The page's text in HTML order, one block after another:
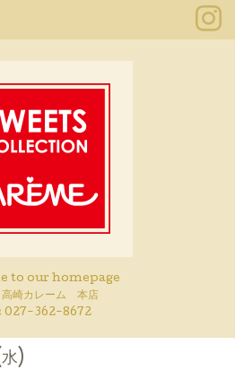
to our homepage
高崎カレーム 本店
027-362-8672
)